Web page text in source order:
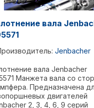
вала
Jenbacher
вала Jenbacher
Манжета вала со
Предназначена
двигателей
2, 3, 4, 6, 9 серий